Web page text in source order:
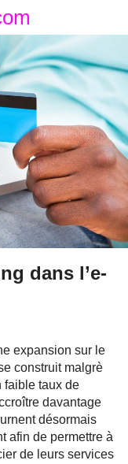
dans l’e-
expansion sur le
construit malgrè
faible taux de
davantage
désormais
afin de permettre à
de leurs services